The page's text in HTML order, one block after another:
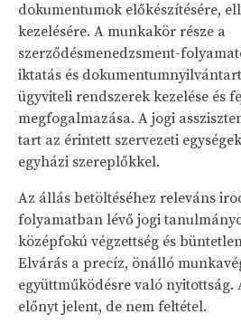
dokumentumok előkészítésére,
kezelésére. A munkakör része a
szerződésmenedzsment-
iktatás és
ügyviteli rendszerek kezelése és
megfogalmazása. A jogi
tart az érintett szervezeti
egyházi szereplőkkel.
Az állás betöltéséhez releváns
folyamatban lévő jogi
középfokú végzettség és
Elvárás a precíz, önálló
együttműködésre való nyitottság.
előnyt jelent, de nem feltétel.